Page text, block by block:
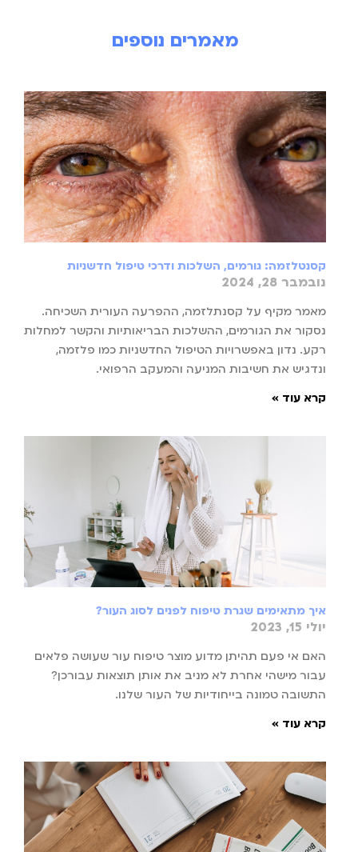
מאמרים נוספים
קסנטלזמה: גורמים, השלכות ודרכי טיפול חדשניות
נובמבר 28, 2024
מאמר מקיף על קסנתלזמה, ההפרעה העורית השכיחה.
נסקור את הגורמים, ההשלכות הבריאותיות והקשר למחלות
רקע. נדון באפשרויות הטיפול החדשניות כמו פלזמה,
ונדגיש את חשיבות המניעה והמעקב הרפואי.
קרא עוד »
איך מתאימים שגרת טיפוח לפנים לסוג העור?
יולי 15, 2023
האם אי פעם תהיתן מדוע מוצר טיפוח עור שעושה פלאים
עבור מישהי אחרת לא מניב את אותן תוצאות עבורכן?
התשובה טמונה בייחודיות של העור שלנו.
קרא עוד »